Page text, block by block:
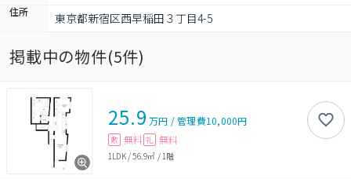
住所 東京都新宿区西早稲田３丁目4-5
掲載中の物件(5件)
25.9 万円 /管理費10,000円
敷 無料 礼 無料
1LDK/56.9㎡ / 1階